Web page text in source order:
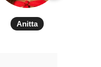
Anitta